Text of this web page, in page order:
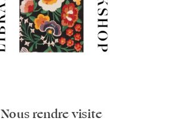
Nous rendre visite